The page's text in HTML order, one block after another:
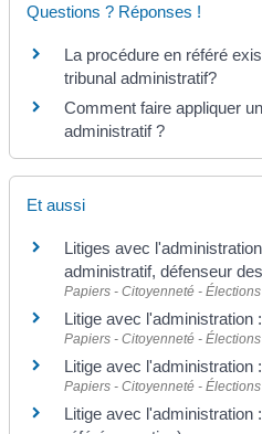
Questions ? Réponses !
La procédure en référé
tribunal administratif?
Comment faire appliquer
administratif ?
Et aussi
Litiges avec
administratif, défenseur
Papiers - Citoyenneté - Élections
Litige avec l'administration
Papiers - Citoyenneté - Élections
Litige avec l'administration
Papiers - Citoyenneté - Élections
Litige avec l'administration